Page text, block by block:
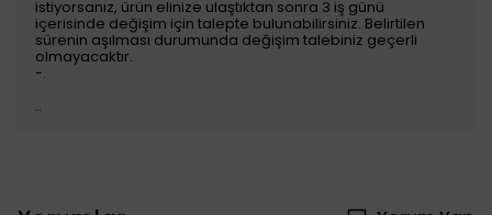
istiyorsanız, ürün elinize ulaştıktan sonra 3 iş günü
içerisinde değişim için talepte bulunabilirsiniz. Belirtilen
sürenin aşılması durumunda değişim talebiniz geçerli
olmayacaktır.
-.
..